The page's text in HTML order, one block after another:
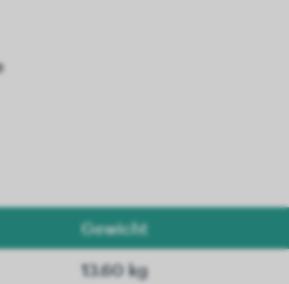
Gewicht
13.60 kg